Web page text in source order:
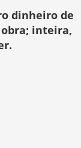
dinheiro de
inteira,